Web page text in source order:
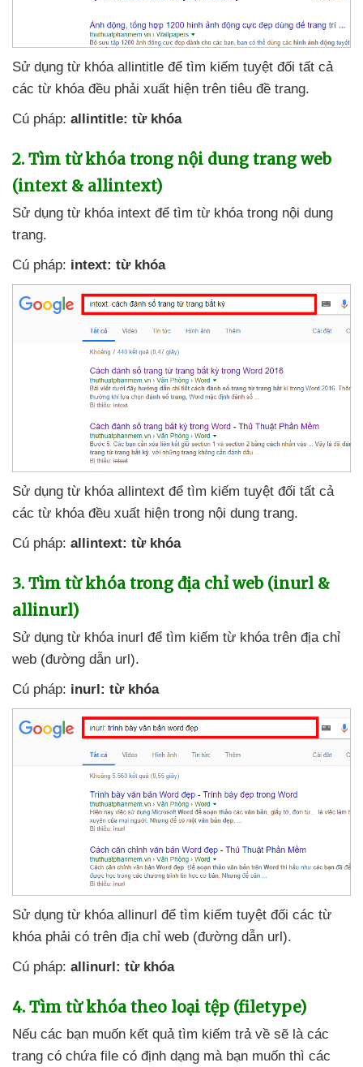
Sử dụng từ khóa allintitle để tìm kiếm tuyệt đối tất cả
các từ khóa đều phải xuất hiện trên tiêu đề trang.
Cú pháp: allintitle: từ khóa
2. Tìm từ khóa trong nội dung trang web
(intext & allintext)
Sử dụng từ khóa intext để tìm từ khóa trong nội dung
trang.
Cú pháp: intext: từ khóa
Sử dụng từ khóa allintext để tìm kiếm tuyệt đối tất cả
các từ khóa đều xuất hiện trong nội dung trang.
Cú pháp: allintext: từ khóa
3. Tìm từ khóa trong địa chỉ web (inurl &
allinurl)
Sử dụng từ khóa inurl để tìm kiếm từ khóa trên địa chỉ
web (đường dẫn url).
Cú pháp: inurl: từ khóa
Sử dụng từ khóa allinurl để tìm kiếm tuyệt đối các từ
khóa phải có trên địa chỉ web (đường dẫn url).
Cú pháp: allinurl: từ khóa
4. Tìm từ khóa theo loại tệp (filetype)
Nếu các bạn muốn kết quả tìm kiếm trả về sẽ là các
trang có chứa file có định dạng mà bạn muốn thì các